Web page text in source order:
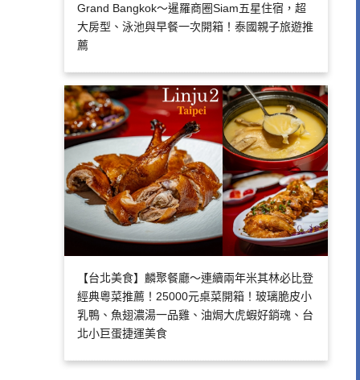
Grand Bangkok～暹羅商圈Siam五星住宿，超
大房型、泳池與早餐一次開箱！泰國親子旅遊推
薦
【台北美食】麟聚餐廳～連續兩年米其林必比登
經典粵菜推薦！25000元桌菜開箱！玻璃脆皮小
乳鴨、魚翅濃湯一品雞、油焗大虎蝦好銷魂、台
北小巨蛋捷運美食